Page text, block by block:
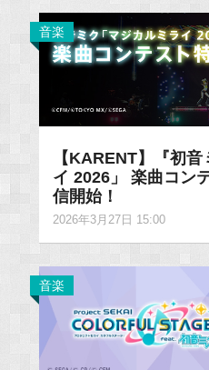
音楽
【KARENT】『初
イ 2026」 楽曲コン
信開始！
2026年3月27日 15:00
音楽